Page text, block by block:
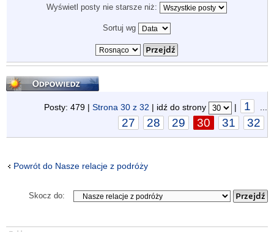
Wyświetl posty nie starsze niż:
Sortuj wg
Odpowiedz
Posty: 479 | Strona 30 z 32 | idź do strony | 1 ...
27 28 29 30 31 32
Powrót do Nasze relacje z podróży
Skocz do: